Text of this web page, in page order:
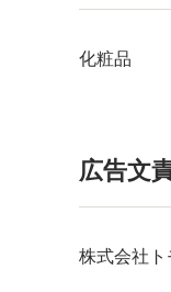
化粧品
広告文
株式会社